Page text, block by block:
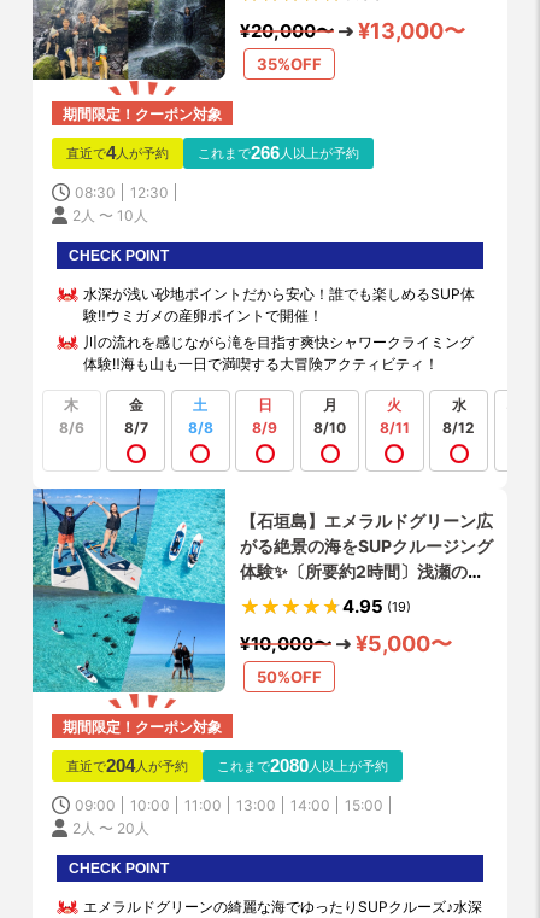
備‼️写真や動画データ無料 ♪ 参加
者9割が初体験
¥20,000〜 ¥13,000〜
35%OFF
期間限定！クーポン対象
直近で4人が予約 これまで266人以上が予約
08:30
12:30
2人 〜 10人
CHECK POINT
水深が浅い砂地ポイントだから安心！誰でも楽しめるSUP体
験‼️ウミガメの産卵ポイントで開催！
川の流れを感じながら滝を目指す爽快シャワークライミング
体験‼️海も山も一日で満喫する大冒険アクティビティ！
木
8/6
金
8/7
土
8/8
日
8/9
月
8/10
火
8/11
水
8/12
【石垣島】エメラルドグリーン広
がる絶景の海をSUPクルージング
体験✨〔所要約2時間〕浅瀬の砂
地にあるウミガメの産卵ポイント
洗い全て完備！写真動画データ無
料お渡し！
4.95 (19)
¥10,000〜 ¥5,000〜
50%OFF
期間限定！クーポン対象
直近で204人が予約 これまで2080人以上が予約
09:00 10:00 11:00 13:00 14:00
15:00
2人 〜 20人
CHECK POINT
エメラルドグリーンの綺麗な海でゆったりSUPクルーズ♪水深